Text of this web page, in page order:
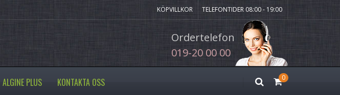
TELEFONTIDER 08:00 - 19:00
KÖPVILLKOR
Ordertelefon
019-20 00 00
0
ALGINE PLUS KONTAKTA OSS